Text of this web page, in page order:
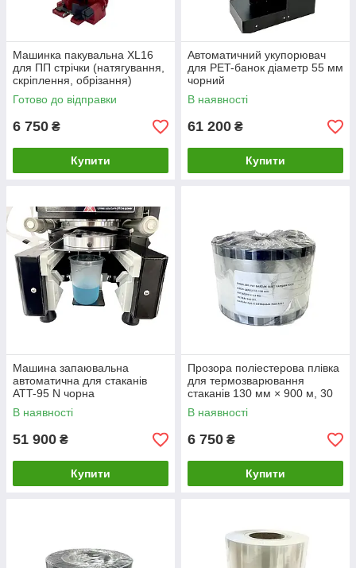
Машинка пакувальна XL16
для ПП стрічки (натягування,
скріплення, обрізання)
Готово до відправки
6 750 ₴
Купити
Автоматичний укупорювач
для PET-банок діаметр 55 мм
чорний
В наявності
61 200 ₴
Купити
Машина запаювальна
автоматична для стаканів
ATT-95 N чорна
В наявності
51 900 ₴
Купити
Прозора поліестерова плівка
для термозварювання
стаканів 130 мм × 900 м, 30
мкм
В наявності
6 750 ₴
Купити